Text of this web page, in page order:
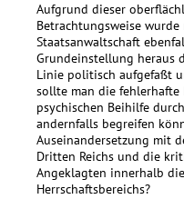
Aufgrund dieser
Betrachtungsweise
Staatsanwaltschaft
Grundeinstellung heraus
Linie politisch aufgefaßt
sollte man die
psychischen Beihilfe
andernfalls begreifen
Auseinandersetzung mit
Dritten Reichs und die
Angeklagten innerhalb
Herrschaftsbereichs?